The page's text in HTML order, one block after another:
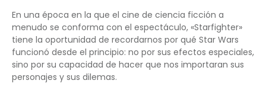
En una época en la que el cine de ciencia ficción a
menudo se conforma con el espectáculo, «Starfighter»
tiene la oportunidad de recordarnos por qué Star Wars
funcionó desde el principio: no por sus efectos especiales,
sino por su capacidad de hacer que nos importaran sus
personajes y sus dilemas.